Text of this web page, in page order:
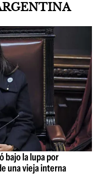
bajo la lupa por
una vieja interna